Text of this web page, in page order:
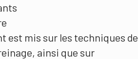
est mis sur les techniques de
ainsi que sur